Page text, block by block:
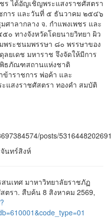
ร ได้อัญเชิญพระแสงราชศัสตรา
าร และวันที่ ๕ ธันวาคม ๒๕๔๖
าลากลาง จ. กำแพงเพชร และ
๐ ทางจังหวัดโดยนายวิทยา ผิว
พระชนมพรรษา ๘๐ พรรษาของ
ลยเดช มหาราช จึงจัดให้มีการ
ธภัณฑสถานแห่งชาติ
ข้าราชการ พ่อค้า และ
แสงราชศัสตรา ทองคำ สมบัติ
posts/
นทร์สิงห์
นเทศ มาหาวิทยาลัยราชภัฏ
ตรา. สืบค้น 8 สิงหาคม 2569,